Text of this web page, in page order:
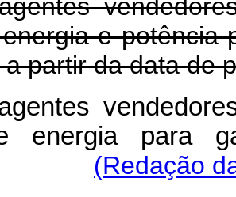
e potência
partir da data de
energia para
(Redação